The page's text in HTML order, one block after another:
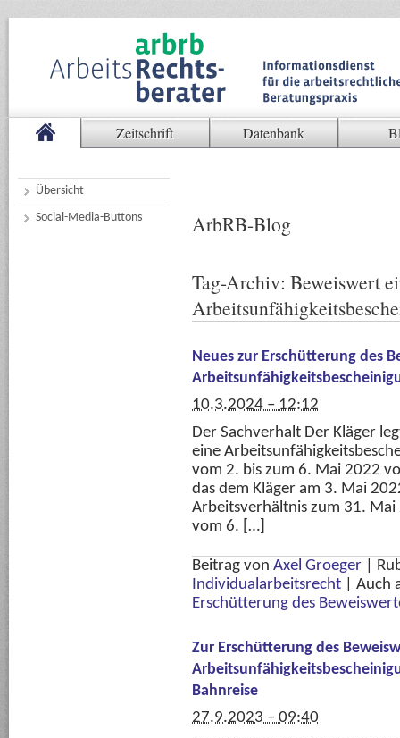
Zeitschrift Datenbank
Übersicht
Social-Media-Buttons
ArbRB-Blog
Tag-Archiv: Beweiswert
Neues zur Erschütterung des
10.3.2024 – 12:12
Der Sachverhalt Der Kläger
eine
vom 2. bis zum 6. Mai 2022
das dem Kläger am 3. Mai
Arbeitsverhältnis zum 31.
vom 6. […]
Beitrag von Axel Groeger
Individualarbeitsrecht
Auch
Erschütterung des
Zur Erschütterung des
Bahnreise
27.9.2023 – 09:40